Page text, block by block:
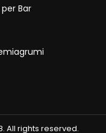
Bar
All rights reserved.